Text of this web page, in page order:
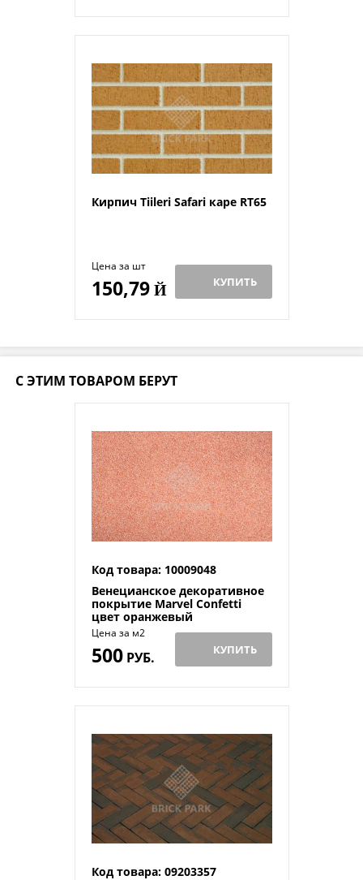
Кирпич Tiileri Safari каре RT65
Цена за шт
150,79Й КУПИТЬ
С ЭТИМ ТОВАРОМ БЕРУТ
Код товара: 10009048
Венецианское декоративное
покрытие Marvel Сonfetti
цвет оранжевый
Цена за м2
500РУБ. КУПИТЬ
Код товара: 09203357